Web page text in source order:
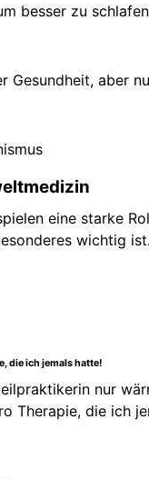
besser zu
Gesundheit, aber
eine starke
wichtig ist.
die ich jemals hatte!
nur
Therapie, die ich